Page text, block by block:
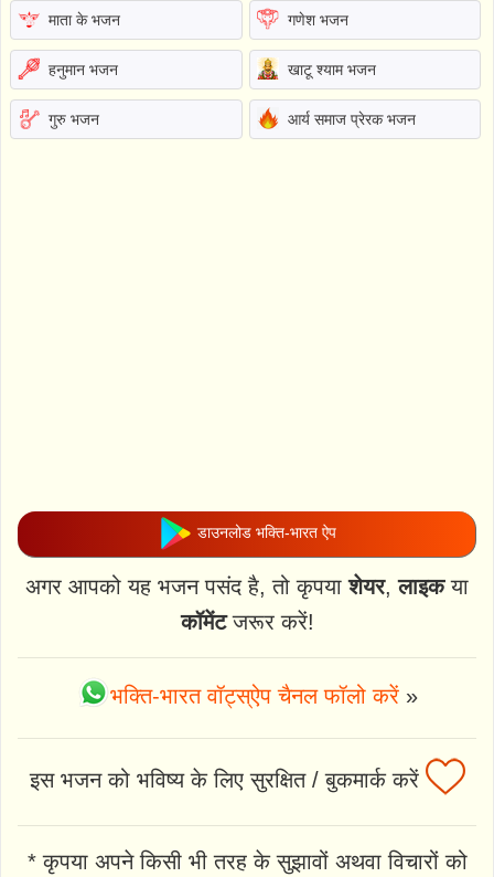
माता के भजन गणेश भजन
हनुमान भजन खाटू श्याम भजन
गुरु भजन आर्य समाज प्रेरक भजन
डाउनलोड भक्ति-भारत ऐप
अगर आपको यह भजन पसंद है, तो कृपयाशेयर,लाइकया
कॉमेंटजरूर करें!
भक्ति-भारत वॉट्स्ऐप चैनल फॉलो करें»
इस भजन को भविष्य के लिए सुरक्षित / बुकमार्क करें
* कृपया अपने किसी भी तरह के सुझावों अथवा विचारों को